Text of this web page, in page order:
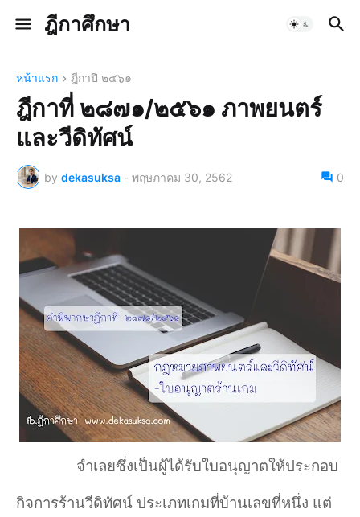
ฎีกาศึกษา
หน้าแรก ฎีกาปี ๒๕๖๑
ฎีกาที่ ๒๘๗๑/๒๕๖๑ ภาพยนตร์
และวีดิทัศน์
by dekasuksa - พฤษภาคม 30, 2562 0
จำเลยซึ่งเป็นผู้ได้รับใบอนุญาตให้ประกอบ
กิจการร้านวีดิทัศน์ ประเภทเกมที่บ้านเลขที่หนึ่ง แต่